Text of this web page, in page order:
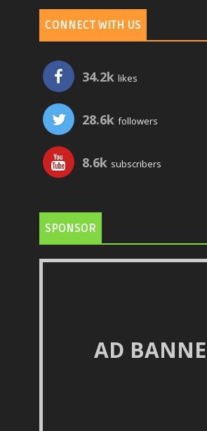
CONNECT WITH US
34.2k likes
28.6k followers
8.6k subscribers
SPONSOR
AD